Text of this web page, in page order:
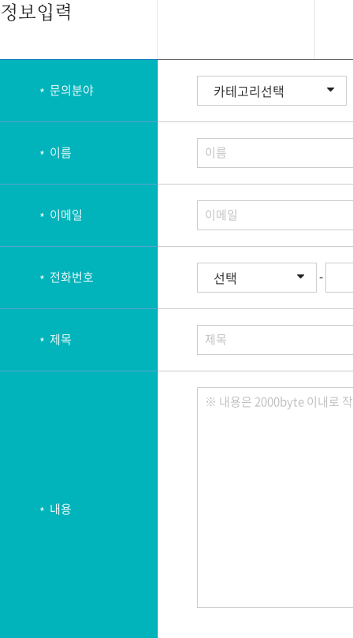
정보입력
문의분야
이름 이름
이메일 이메일
전화번호 -
제목 제목
내용
※ 내용은 2000byte 이내로